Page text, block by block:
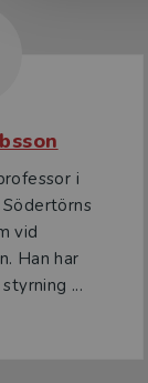
i
vid
Han har
...